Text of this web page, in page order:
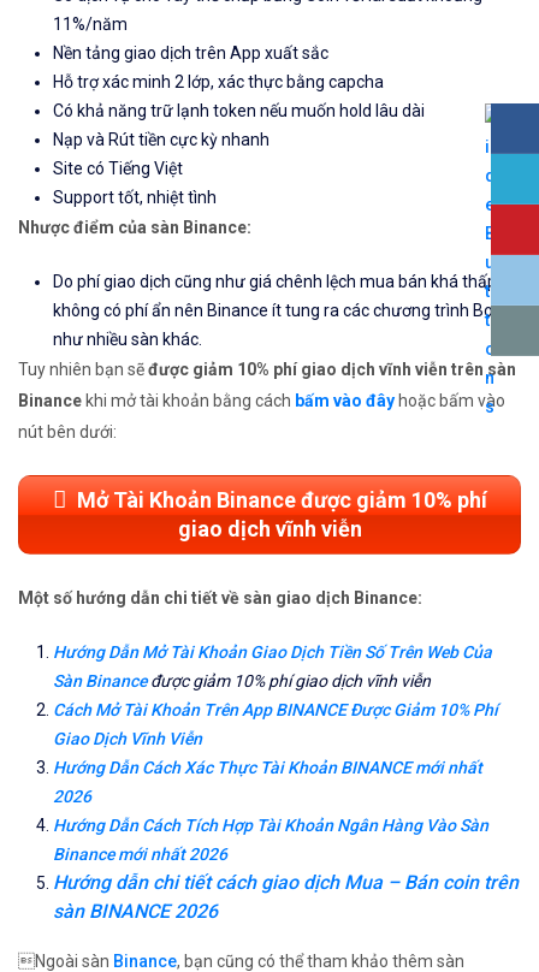
11%/năm
Nền tảng giao dịch trên App xuất sắc
Hỗ trợ xác minh 2 lớp, xác thực bằng capcha
Có khả năng trữ lạnh token nếu muốn hold lâu dài
Nạp và Rút tiền cực kỳ nhanh
Site có Tiếng Việt
Support tốt, nhiệt tình
Nhược điểm của sàn Binance:
Do phí giao dịch cũng như giá chênh lệch mua bán khá thấp và
không có phí ẩn nên Binance ít tung ra các chương trình Bonus
như nhiều sàn khác.
Tuy nhiên bạn sẽđược giảm 10% phí giao dịch vĩnh viễn trên sàn
Binancekhi mở tài khoản bằng cách bấm vào đâyhoặc bấm vào
nút bên dưới:
Mở Tài Khoản Binance được giảm 10% phí
giao dịch vĩnh viễn
Một số hướng dẫn chi tiết về sàn giao dịch Binance:
Hướng Dẫn Mở Tài Khoản Giao Dịch Tiền Số Trên Web Của
Sàn Binanceđược giảm 10% phí giao dịch vĩnh viễn
Cách Mở Tài Khoản Trên App BINANCE Được Giảm 10% Phí
Giao Dịch Vĩnh Viễn
Hướng Dẫn Cách Xác Thực Tài Khoản BINANCE mới nhất
2026
Hướng Dẫn Cách Tích Hợp Tài Khoản Ngân Hàng Vào Sàn
Binance mới nhất 2026
Hướng dẫn chi tiết cách giao dịch Mua – Bán coin trên
sàn BINANCE 2026
Ngoài sàn Binance, bạn cũng có thể tham khảo thêm sàn